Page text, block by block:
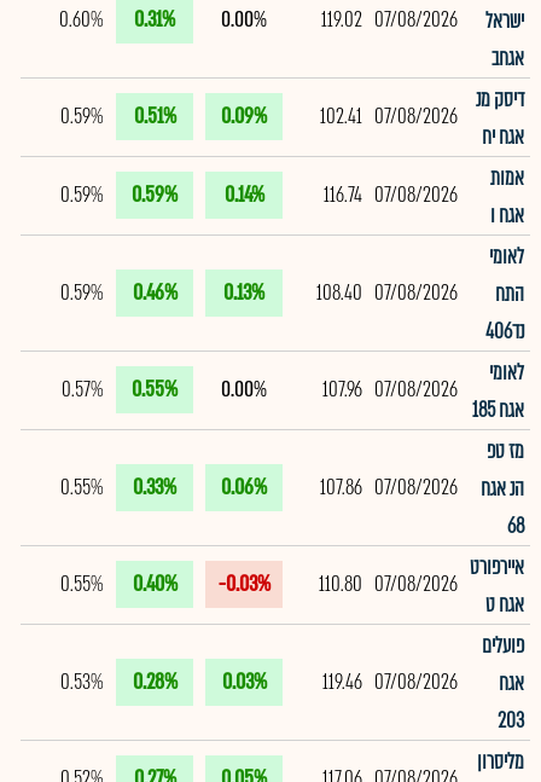
ישראל
אגחב
07/08/2026
119.02
0.00%
0.31%
0.60%
דיסק מנ
אגח יח
07/08/2026
102.41
0.09%
0.51%
0.59%
אמות
אגח ו
07/08/2026
116.74
0.14%
0.59%
0.59%
לאומי
התח
נד406
07/08/2026
108.40
0.13%
0.46%
0.59%
לאומי
אגח 185
07/08/2026
107.96
0.00%
0.55%
0.57%
מז טפ
הנ אגח
68
07/08/2026
107.86
0.06%
0.33%
0.55%
איירפורט
אגח ט
07/08/2026
110.80
-0.03%
0.40%
0.55%
פועלים
אגח
203
07/08/2026
119.46
0.03%
0.28%
0.53%
מליסרון